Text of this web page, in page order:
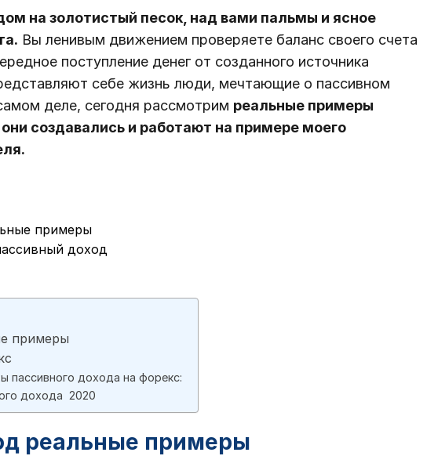
на золотистый песок, над вами пальмы и ясное
Вы ленивым движением проверяете баланс своего счета
поступление денег от созданного источника
себе жизнь люди, мечтающие о пассивном
деле, сегодня рассмотрим реальные примеры
создавались и работают на примере моего
примеры
доход
примеры
пассивного дохода на форекс:
дохода 2020
реальные примеры